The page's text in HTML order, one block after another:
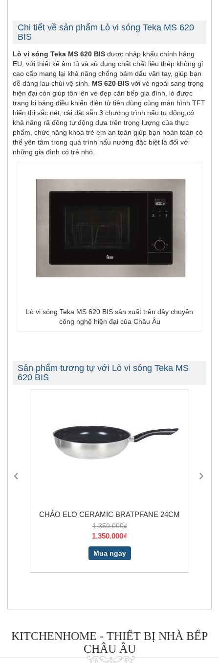
Chi tiết về sản phẩm Lò vi sóng Teka MS 620
BIS
Lò vi sóng Teka MS 620 BIS được nhập khẩu chính hãng
EU, với thiết kế âm tủ và sử dụng chất chất liệu thép không gỉ
cao cấp mang lại khả năng chống bám dấu vân tay, giúp bạn
dễ dàng lau chùi vệ sinh. MS 620 BIS với vẻ ngoài sang trọng
hiện đại còn giúp tôn lên vẻ đẹp căn bếp gia đình, lò được
trang bị bảng điều khiển điện tử tiện dùng cùng màn hình TFT
hiển thị sắc nét, cài đặt sẵn 3 chương trình nấu tự động,có
khả năng rã đông tự động dựa trên trọng lượng của thực
phẩm, chức năng khoá trẻ em an toàn giúp bạn hoàn toàn có
thể yên tâm trong quá trình nấu nướng đặc biệt là đối với
những gia đình có trẻ nhỏ.
Lò vi sóng Teka MS 620 BIS sản xuất trên dây chuyền
công nghệ hiện đại của Châu Âu
Sản phẩm tương tự với Lò vi sóng Teka MS
620 BIS
CHẢO ELO CERAMIC BRATPFANE 24CM
1.350.000₫
1.350.000₫
Mua ngay
KITCHENHOME - THIẾT BỊ NHÀ BẾP
CHÂU ÂU